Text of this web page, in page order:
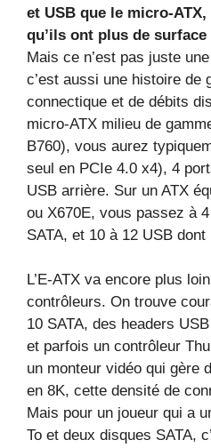
et USB que le
qu’ils ont plus de
Mais ce n’est pas juste
c’est aussi une histoire de
connectique et de débits
micro‑ATX milieu de
B760), vous aurez
seul en PCIe 4.0 x4), 4
USB arrière. Sur un ATX
ou X670E, vous passez à
SATA, et 10 à 12 USB
L’E‑ATX va encore plus
contrôleurs. On trouve
10 SATA, des headers
et parfois un contrôleur
un monteur vidéo qui gère
en 8K, cette densité de
Mais pour un joueur qui a
To et deux disques SATA,